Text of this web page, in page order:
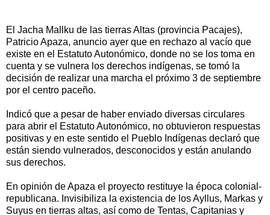
El Jacha Mallku de las tierras Altas (provincia Pacajes),
Patricio Apaza, anuncio ayer que en rechazo al vacío que
existe en el Estatuto Autonómico, donde no se los toma en
cuenta y se vulnera los derechos indígenas, se tomó la
decisión de realizar una marcha el próximo 3 de septiembre
por el centro paceño.
Indicó que a pesar de haber enviado diversas circulares
para abrir el Estatuto Autonómico, no obtuvieron respuestas
positivas y en este sentido el Pueblo Indígenas declaró que
están siendo vulnerados, desconocidos y están anulando
sus derechos.
En opinión de Apaza el proyecto restituye la época colonial-
republicana. Invisibiliza la existencia de los Ayllus, Markas y
Suyus en tierras altas, así como de Tentas, Capitanias y